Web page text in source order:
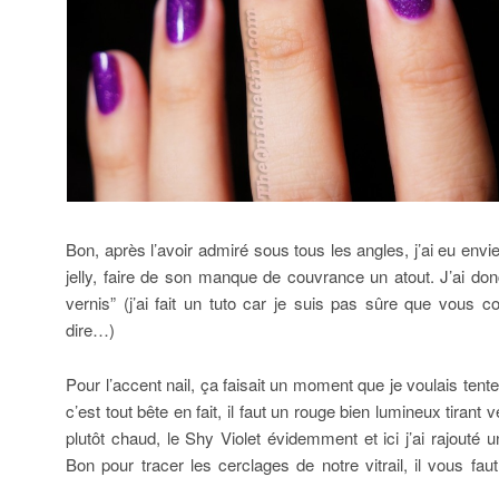
Bon, après l’avoir admiré sous tous les angles, j’ai eu
jelly, faire de son manque de couvrance un atout. J’ai
vernis” (j’ai fait un tuto car je suis pas sûre que vous
dire…)
Pour l’accent nail, ça faisait un moment que je voulais
c’est tout bête en fait, il faut un rouge bien lumineux tirant
plutôt chaud, le Shy Violet évidemment et ici j’ai rajouté
Bon pour tracer les cerclages de notre vitrail, il vous